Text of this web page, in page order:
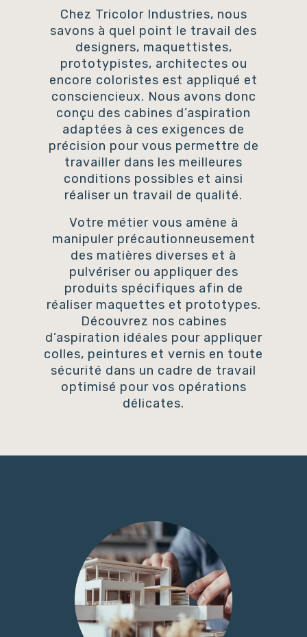
Chez Tricolor Industries, nous
savons à quel point le travail des
designers, maquettistes,
prototypistes, architectes ou
encore coloristes est appliqué et
consciencieux. Nous avons donc
conçu des cabines d’aspiration
adaptées à ces exigences de
précision pour vous permettre de
travailler dans les meilleures
conditions possibles et ainsi
réaliser un travail de qualité.
Votre métier vous amène à
manipuler précautionneusement
des matières diverses et à
pulvériser ou appliquer des
produits spécifiques afin de
réaliser maquettes et prototypes.
Découvrez nos cabines
d’aspiration idéales pour appliquer
colles, peintures et vernis en toute
sécurité dans un cadre de travail
optimisé pour vos opérations
délicates.